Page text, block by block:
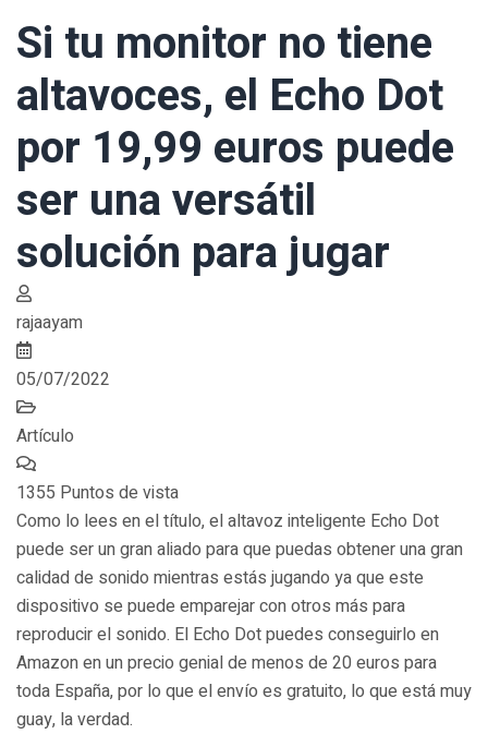
Si tu monitor no tiene
altavoces, el Echo Dot
por 19,99 euros puede
ser una versátil
solución para jugar
rajaayam
05/07/2022
Artículo
1355 Puntos de vista
Como lo lees en el título, el altavoz inteligente Echo Dot
puede ser un gran aliado para que puedas obtener una gran
calidad de sonido mientras estás jugando ya que este
dispositivo se puede emparejar con otros más para
reproducir el sonido. El Echo Dot puedes conseguirlo en
Amazon en un precio genial de menos de 20 euros para
toda España, por lo que el envío es gratuito, lo que está muy
guay, la verdad.